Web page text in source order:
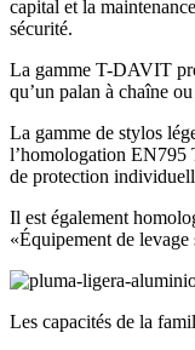
capital et la
sécurité.
La gamme T-DAVIT
qu’un palan à chaîne
La gamme de stylos
l’homologation EN795
de protection
Il est également
«Équipement de
Les capacités de la